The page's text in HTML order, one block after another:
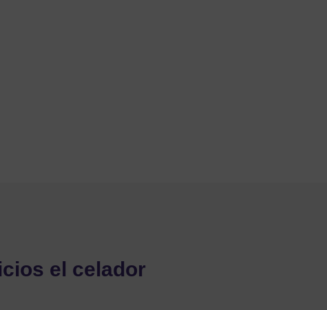
el celador